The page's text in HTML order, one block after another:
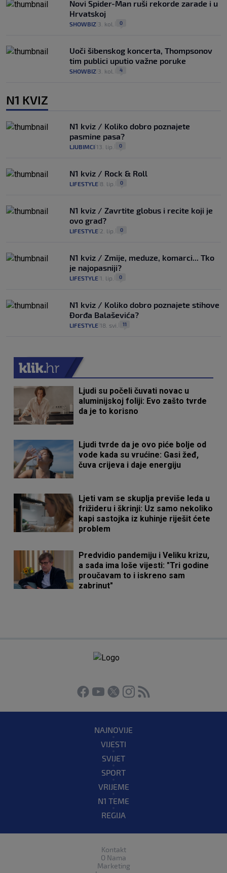
Novi Spider-Man ruši rekorde zarade i u
Hrvatskoj
SHOWBIZ 3. kol. 0
Uoči šibenskog koncerta, Thompsonov
tim publici uputio važne poruke
SHOWBIZ 3. kol. 4
N1 KVIZ
N1 kviz / Koliko dobro poznajete
pasmine pasa?
LJUBIMCI 13. lip. 0
N1 kviz / Rock & Roll
LIFESTYLE 8. lip. 0
N1 kviz / Zavrtite globus i recite koji je
ovo grad?
LIFESTYLE 2. lip. 0
N1 kviz / Zmije, meduze, komarci... Tko
je najopasniji?
LIFESTYLE 1. lip. 0
N1 kviz / Koliko dobro poznajete stihove
Đorđa Balaševića?
LIFESTYLE 18. svi. 11
Ljudi su počeli čuvati novac u
aluminijskoj foliji: Evo zašto tvrde
da je to korisno
Ljudi tvrde da je ovo piće bolje od
vode kada su vrućine: Gasi žeđ,
čuva crijeva i daje energiju
Ljeti vam se skuplja previše leda u
frižideru i škrinji: Uz samo nekoliko
kapi sastojka iz kuhinje riješit ćete
problem
Predvidio pandemiju i Veliku krizu,
a sada ima loše vijesti: "Tri godine
proučavam to i iskreno sam
zabrinut"
NAJNOVIJE
VIJESTI
SVIJET
SPORT
VRIJEME
N1 TEME
REGIJA
Kontakt
O Nama
Marketing